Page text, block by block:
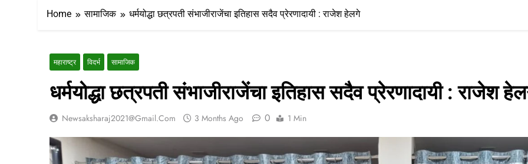
Home सामाजिक धर्मयोद्धा छत्रपती संभाजीराजेंचा इतिहास सदैव प्रेरणादायी : राजेश हेलगे
महाराष्ट्र विदर्भ सामाजिक
धर्मयोद्धा छत्रपती संभाजीराजेंचा इतिहास सदैव प्रेरणादायी : राजेश
Newsaksharaj2021@gmail.com 3 Months Ago 0 1 Min